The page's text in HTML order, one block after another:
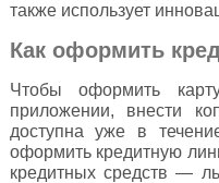
также использует
Как оформить
Чтобы оформить
приложении, внести
доступна уже в
оформить кредитную
кредитных средств —